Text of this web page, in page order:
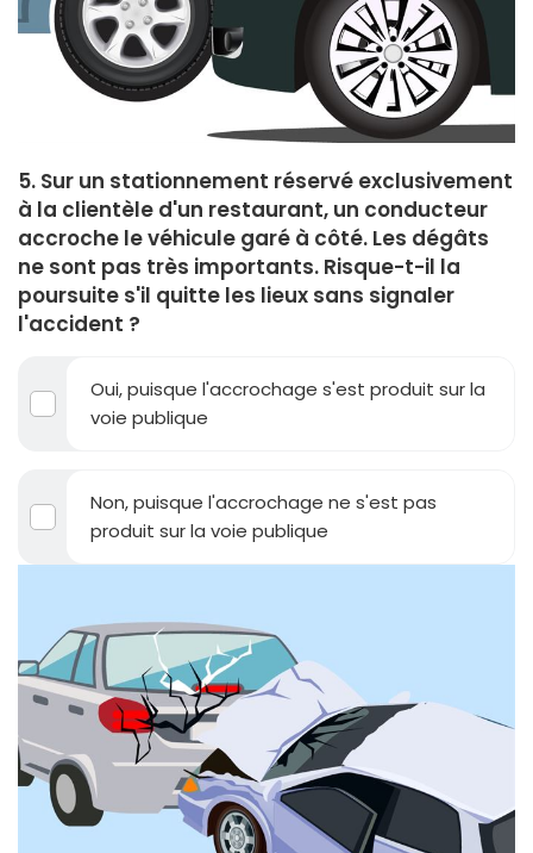
5. Sur un stationnement réservé exclusivement
à la clientèle d'un restaurant, un conducteur
accroche le véhicule garé à côté. Les dégâts
ne sont pas très importants. Risque-t-il la
poursuite s'il quitte les lieux sans signaler
l'accident ?
Oui, puisque l'accrochage s'est produit sur la
voie publique
Non, puisque l'accrochage ne s'est pas
produit sur la voie publique